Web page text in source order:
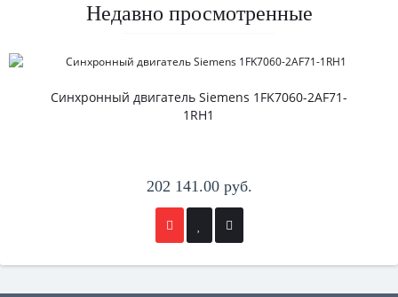
Недавно просмотренные
Синхронный двигатель Siemens 1FK7060-2AF71-
1RH1
202 141.00 руб.